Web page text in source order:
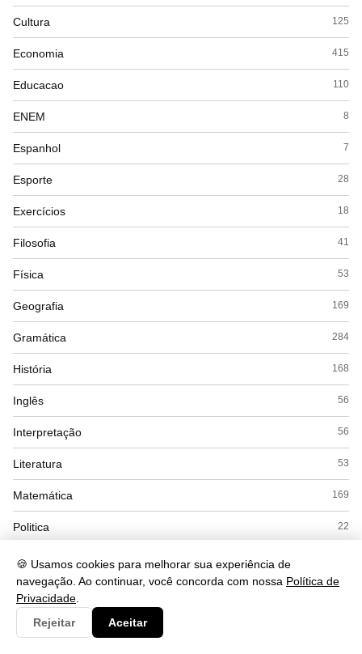
🍪 Usamos cookies para melhorar sua experiência de
navegação. Ao continuar, você concorda com nossa Política de
Privacidade
Rejeitar
Aceitar
Cultura 125
Economia 415
Educacao 110
ENEM 8
Espanhol 7
Esporte 28
Exercícios 18
Filosofia 41
Física 53
Geografia 169
Gramática 284
História 168
Inglês 56
Interpretação 56
Literatura 53
Matemática 169
Politica 22
Química
Redação 12
Saude